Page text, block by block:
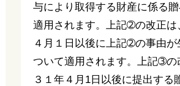
与により取得する財産に係る
適用されます。上記➁の改正は
４月１日以後に上記➁の事由が
ついて適用されます。上記➂の
３１年４月1日以後に提出する